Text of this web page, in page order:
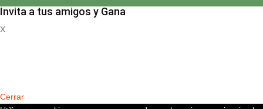
Invita a tus amigos y Gana
X
Cerrar